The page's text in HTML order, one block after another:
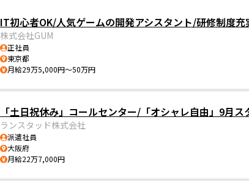
IT初心者OK/人気ゲームの開発アシスタント/研修制度
株式会社GUM
正社員
東京都
月給29万5,000円～50万円
「土日祝休み」コールセンター/「オシャレ自由」9月
ランスタッド株式会社
派遣社員
大阪府
月給22万7,000円